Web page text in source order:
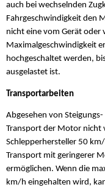
auch bei wechselnden
Fahrgeschwindigkeit den
nicht eine vom Gerät
Maximalgeschwindigkeit
hochgeschaltet werden,
ausgelastet ist.
Transportarbeiten
Abgesehen von
Transport der Motor nicht
Schlepperhersteller 50
Transport mit geringerer
ermöglichen. Wenn die
km/h eingehalten wird,